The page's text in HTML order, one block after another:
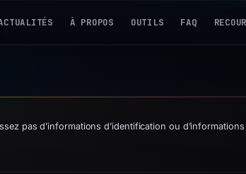
À PROPOS OUTILS FAQ
pas d’informations d’identification ou